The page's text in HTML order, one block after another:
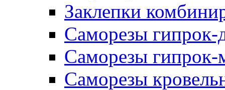
Заклепки
Саморезы гипрок-
Саморезы гипрок-
Саморезы